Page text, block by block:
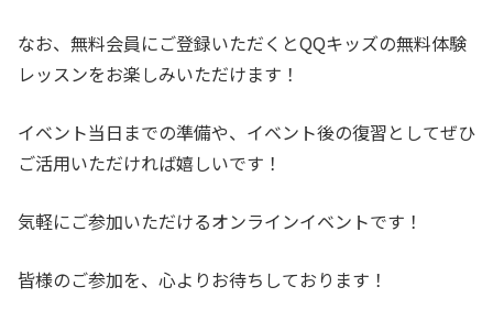
なお、無料会員にご登録いただくとQQキッズの無料体験
レッスンをお楽しみいただけます！
イベント当日までの準備や、イベント後の復習としてぜひ
ご活用いただければ嬉しいです！
気軽にご参加いただけるオンラインイベントです！
皆様のご参加を、心よりお待ちしております！